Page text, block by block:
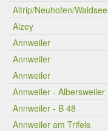
Altrip/Neuhofen/Waldsee
Alzey
Annweiler
Annweiler
Annweiler
Annweiler - Albersweiler
Annweiler - B 48
Annweiler am Trifels